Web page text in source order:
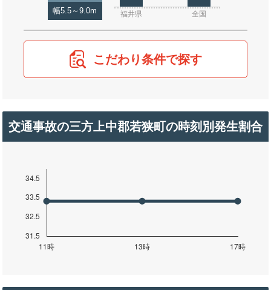
幅5.5～9.0m 福井県 全国
こだわり条件で探す
交通事故の三方上中郡若狭町の時刻別発生割合